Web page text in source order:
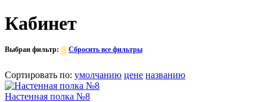
Кабинет
Выбран фильтр: Сбросить все фильтры
Сортировать по: умолчанию цене названию
Настенная полка №8